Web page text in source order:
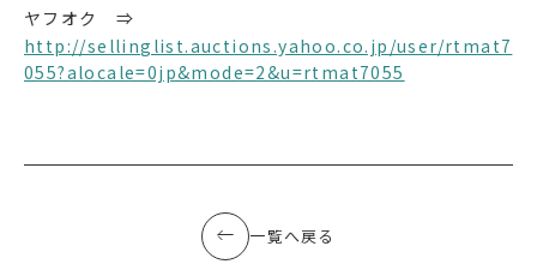
ヤフオク ⇒
http://sellinglist.auctions.yahoo.co.jp/user/rtmat7
055?alocale=0jp&mode=2&u=rtmat7055
一覧へ戻る